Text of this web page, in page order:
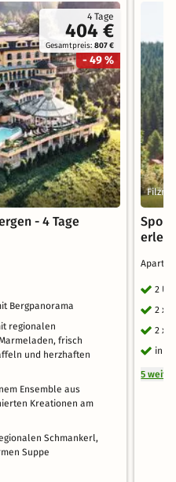
4 Tage
404 €
Gesamtpreis:807 €
- 49 %
- 4 Tage
Bergpanorama
regionalen
frisch
und herzhaften
Ensemble aus
Kreationen am
Schmankerl,
Suppe
2
2 x
2 x
inkl.
5